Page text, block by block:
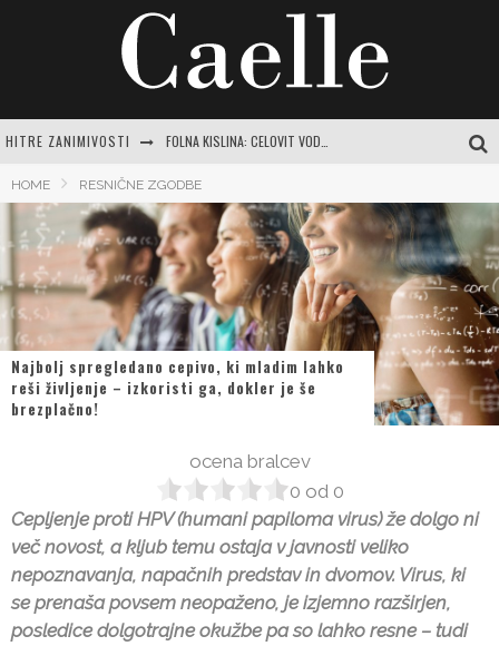
HITRE ZANIMIVOSTI
MISLI O NARAVI: ZAKAJ JE POVEZAVA Z ZELENO MODROSTJO KLJUČNA ZA SODOBNO ŽENSKO
JASNA GRBIČ: CELOVIT VODNIK PO ŽIVLJENJU IN DELU SLOVENSKE IKONE
SRCE DOMA: VODIČ DO USTVARJANJA PRISTNEGA ZATOČIŠČA Z NAJLEPŠIMI MISLIMI
HOME RESNIČNE ZGODBE
Najbolj spregledano cepivo, ki mladim lahko
reši življenje – izkoristi ga, dokler je še
brezplačno!
ocena bralcev
0 od 0
Cepljenje proti HPV (humani papiloma virus) že dolgo ni
več novost, a kljub temu ostaja v javnosti veliko
nepoznavanja, napačnih predstav in dvomov. Virus, ki
se prenaša povsem neopaženo, je izjemno razširjen,
posledice dolgotrajne okužbe pa so lahko resne – tudi